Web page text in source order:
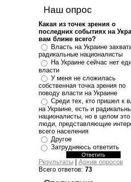
Наш опрос
Какая из точек зрения о
последних событиях на
вам ближе всего?
Власть на Украине
радикальные националисты
На Украине сейчас нет
власти
У меня не сложилась
собственная точка зрения по
поводу власти на Украине
Среди тех, кто пришел к
на Украине, есть и
националисты, но в целом это
люди, представляющие
всего населения
Другое
Затрудняюсь ответить
Результаты| Архив опросов
Всего ответов: 73